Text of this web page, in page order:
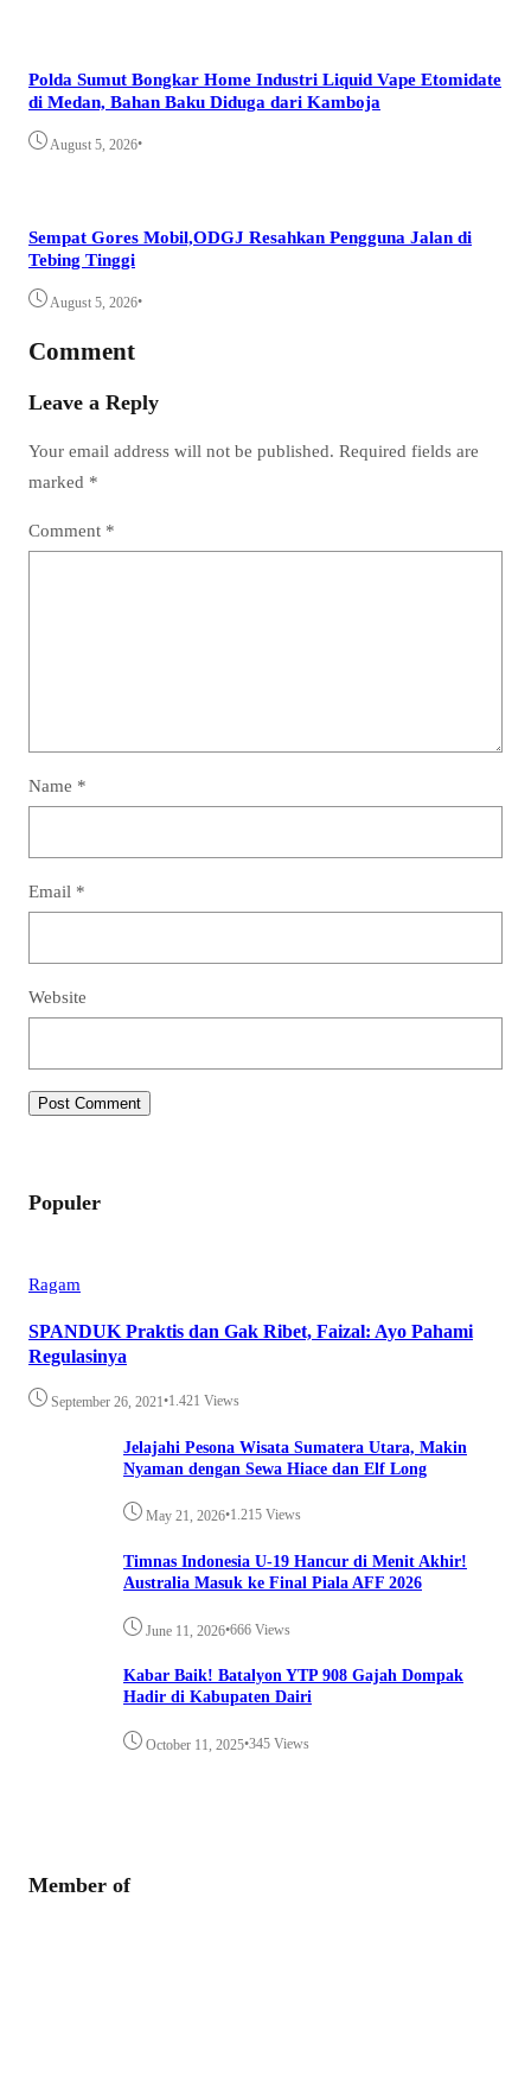
Polda Sumut Bongkar Home Industri Liquid Vape Etomidate
di Medan, Bahan Baku Diduga dari Kamboja
August 5, 2026•
Sempat Gores Mobil,ODGJ Resahkan Pengguna Jalan di
Tebing Tinggi
August 5, 2026•
Comment
Leave a Reply
Your email address will not be published. Required fields are
marked *
Comment *
Name *
Email *
Website
Populer
Ragam
SPANDUK Praktis dan Gak Ribet, Faizal: Ayo Pahami
Regulasinya
September 26, 2021•1.421 Views
Jelajahi Pesona Wisata Sumatera Utara, Makin
Nyaman dengan Sewa Hiace dan Elf Long
May 21, 2026•1.215 Views
Timnas Indonesia U-19 Hancur di Menit Akhir!
Australia Masuk ke Final Piala AFF 2026
June 11, 2026•666 Views
Kabar Baik! Batalyon YTP 908 Gajah Dompak
Hadir di Kabupaten Dairi
October 11, 2025•345 Views
Member of